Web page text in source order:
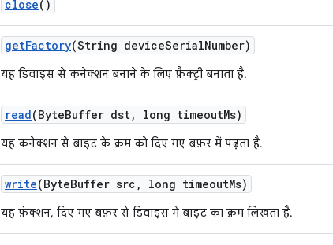
close()
getFactory(String deviceSerialNumber)
यह डिवाइस से कनेक्शन बनाने के लिए फ़ैक्ट्री बनाता है.
read(ByteBuffer dst, long timeoutMs)
यह कनेक्शन से बाइट के क्रम को दिए गए बफ़र में पढ़ता है.
write(ByteBuffer src , long timeoutMs)
यह फ़ंक्शन, दिए गए बफ़र से डिवाइस में बाइट का क्रम लिखता है.